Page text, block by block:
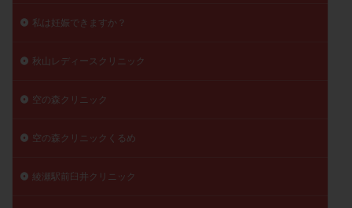
私は妊娠できますか？
秋山レディースクリニック
空の森クリニック
空の森クリニックくるめ
綾瀬駅前臼井クリニック